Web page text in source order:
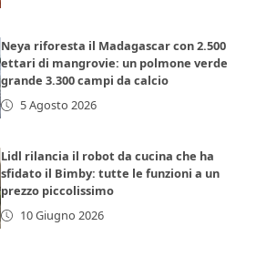
Neya riforesta il Madagascar con 2.500
ettari di mangrovie: un polmone verde
grande 3.300 campi da calcio
5 Agosto 2026
Lidl rilancia il robot da cucina che ha
sfidato il Bimby: tutte le funzioni a un
prezzo piccolissimo
10 Giugno 2026